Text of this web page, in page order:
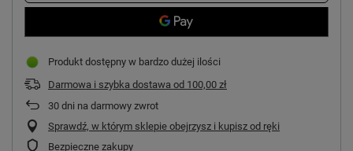
Produkt dostępny w bardzo dużej ilości
Darmowa i szybka dostawa od 100,00 zł
30 dni na darmowy zwrot
Sprawdź, w którym sklepie obejrzysz i kupisz od ręki
Bezpieczne zakupy